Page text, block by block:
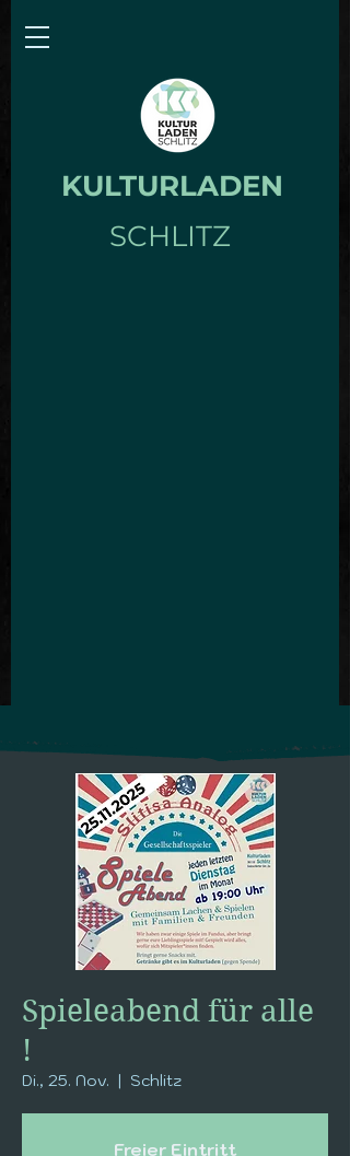
KULTURLADEN
SCHLITZ
Spieleabend für alle
!
Di., 25. Nov.
  |
Schlitz
Freier Eintritt